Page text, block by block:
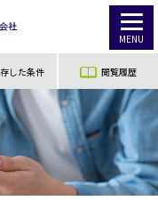
MENU
した条件 閲覧履歴